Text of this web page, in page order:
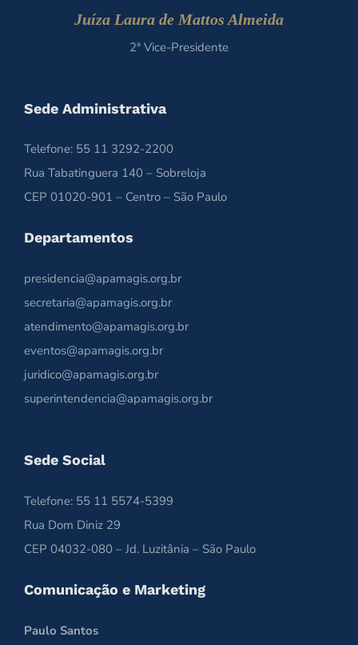
Juíza Laura de Mattos Almeida
2ª Vice-Presidente
Sede Administrativa
Telefone: 55 11 3292-2200
Rua Tabatinguera 140 – Sobreloja
CEP 01020-901 – Centro – São Paulo
Departamentos
presidencia@apamagis.org.br
secretaria@apamagis.org.br
atendimento@apamagis.org.br
eventos@apamagis.org.br
juridico@apamagis.org.br
superintendencia@apamagis.org.br
Sede Social
Telefone: 55 11 5574-5399
Rua Dom Diniz 29
CEP 04032-080 – Jd. Luzitânia – São Paulo
Comunicação e Marketing
Paulo Santos